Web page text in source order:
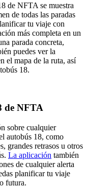
de NFTA se muestra
de todas las paradas
tu viaje con
más completa en un
parada concreta,
puedes ver la
el mapa de la ruta, así
18.
de NFTA
sobre cualquier
autobús 18, como
grandes retrasos u otros
La aplicación también
de cualquier alerta
planificar tu viaje
futura.